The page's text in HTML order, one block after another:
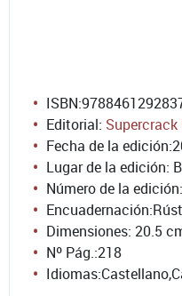
ISBN:
Editorial:
Fecha de la edición:
Lugar de la edición:
Número de la edición:
Encuadernación:
Dimensiones: 20.5
Nº Pág.:218
Idiomas:Castellano,